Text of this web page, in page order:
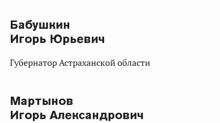
Бабушкин
Игорь Юрьевич
Губернатор Астраханской области
Мартынов
Игорь Александрович